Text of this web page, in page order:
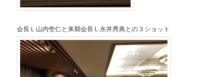
会長Ｌ山内壱仁と来期会長Ｌ永井秀典との３ショット